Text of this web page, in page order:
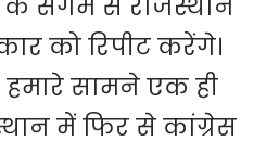
संगम से राजस्थान
को रिपीट करेंगे।
हमारे सामने एक ही
में फिर से कांग्रेस